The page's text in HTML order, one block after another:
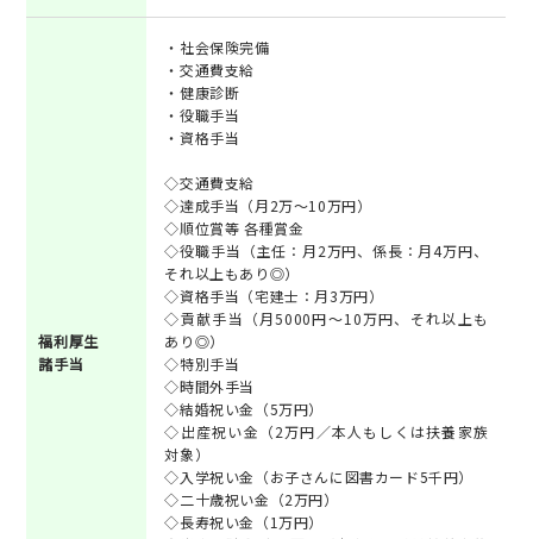
福利厚生
諸手当
・社会保険完備
・交通費支給
・健康診断
・役職手当
・資格手当
◇交通費支給
◇達成手当（月2万～10万円）
◇順位賞等 各種賞金
◇役職手当（主任：月2万円、係長：月4万円、
それ以上もあり◎）
◇資格手当（宅建士：月3万円）
◇貢献手当（月5000円～10万円、それ以上も
あり◎）
◇特別手当
◇時間外手当
◇結婚祝い金（5万円）
◇出産祝い金（2万円／本人もしくは扶養家族
対象）
◇入学祝い金（お子さんに図書カード5千円）
◇二十歳祝い金（2万円）
◇長寿祝い金（1万円）